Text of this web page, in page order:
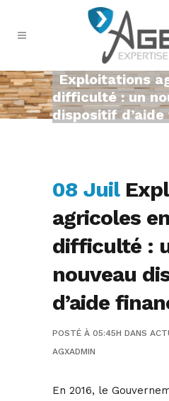
Exploitations
difficulté : un
dispositif
08 Juil
agricoles en
difficulté :
nouveau
d’aide
POSTÉ À 05:45H DANS
AGXADMIN
En 2016, le